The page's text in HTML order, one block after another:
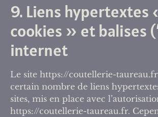
9. Liens hypertextes
cookies » et balises
internet
Le site https://coutellerie-
certain nombre de liens
sites, mis en place avec
https://coutellerie-taureau.fr.